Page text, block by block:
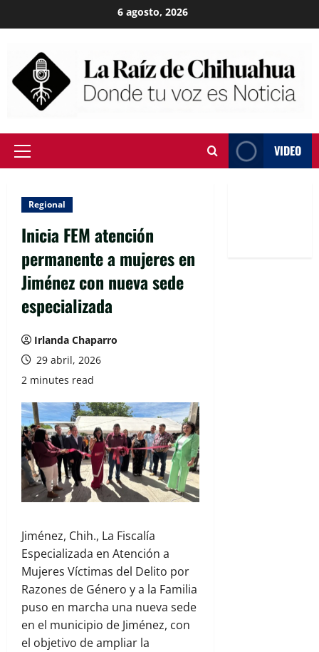
to
6 agosto, 2026
Primary
VIDEO
Regional
Inicia FEM atención
permanente a mujeres en
Jiménez con nueva sede
especializada
Irlanda Chaparro
29 abril, 2026
2 minutes read
Jiménez, Chih., La Fiscalía
Especializada en Atención a
Mujeres Víctimas del Delito por
Razones de Género y a la Familia
puso en marcha una nueva sede
en el municipio de Jiménez, con
el objetivo de ampliar la